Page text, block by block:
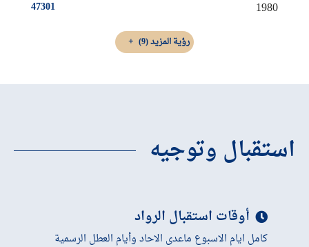
47301 1980
رؤية المزيد(9)
استقبال وتوجيه
أوقات استقبال الرواد
كامل ايام الاسبوع ماعدى الاحاد وأيام العطل الرسمية